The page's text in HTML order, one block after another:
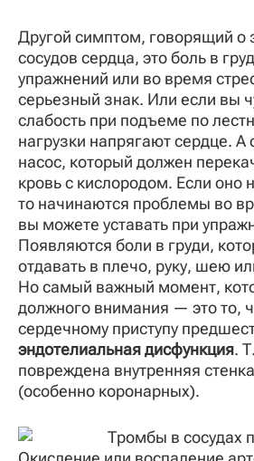
Другой симптом, говорящий о
сосудов сердца, это боль в
упражнений или во время
серьезный знак. Или если вы
слабость при подъеме по
нагрузки напрягают сердце.
насос, который должен
кровь с кислородом. Если оно
то начинаются проблемы во
вы можете уставать при
Появляются боли в груди,
отдавать в плечо, руку, шею
Но самый важный момент,
должного внимания — это то,
сердечному приступу
эндотелиальная дисфункция.
повреждена внутренняя
(особенно коронарных).